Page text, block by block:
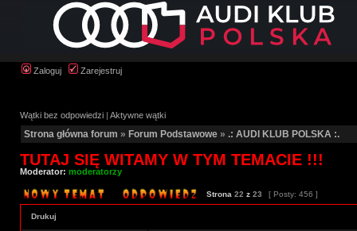
Zaloguj Zarejestruj
Wątki bez odpowiedzi | Aktywne wątki
Strona główna forum » Forum Podstawowe » .: AUDI KLUB POLSKA :.
TUTAJ SIĘ WITAMY W TYM TEMACIE !!!
Moderator: moderatorzy
Strona 22 z 23 [ Posty: 456 ]
Drukuj